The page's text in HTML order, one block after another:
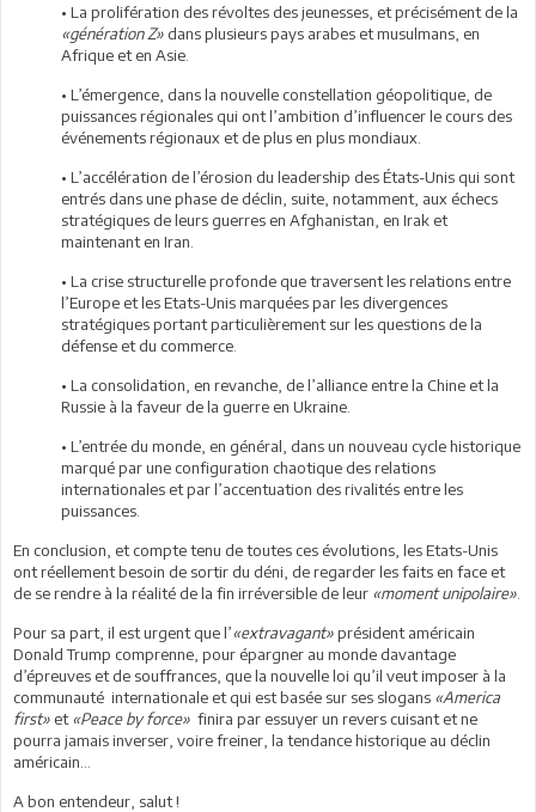
• La prolifération des révoltes des jeunesses, et précisément de la
«génération Z» dans plusieurs pays arabes et musulmans, en
Afrique et en Asie.
• L’émergence, dans la nouvelle constellation géopolitique, de
puissances régionales qui ont l’ambition d’influencer le cours des
événements régionaux et de plus en plus mondiaux.
• L’accélération de l’érosion du leadership des États-Unis qui sont
entrés dans une phase de déclin, suite, notamment, aux échecs
stratégiques de leurs guerres en Afghanistan, en Irak et
maintenant en Iran.
• La crise structurelle profonde que traversent les relations entre
l’Europe et les Etats-Unis marquées par les divergences
stratégiques portant particulièrement sur les questions de la
défense et du commerce.
• La consolidation, en revanche, de l’alliance entre la Chine et la
Russie à la faveur de la guerre en Ukraine.
• L’entrée du monde, en général, dans un nouveau cycle historique
marqué par une configuration chaotique des relations
internationales et par l’accentuation des rivalités entre les
puissances.
En conclusion, et compte tenu de toutes ces évolutions, les Etats-Unis
ont réellement besoin de sortir du déni, de regarder les faits en face et
de se rendre à la réalité de la fin irréversible de leur «moment unipolaire»
Pour sa part, il est urgent que l’«extravagant»président américain
Donald Trump comprenne, pour épargner au monde davantage
d’épreuves et de souffrances, que la nouvelle loi qu’il veut imposer à la
communauté internationale et qui est basée sur ses slogans «America
first» et«Peace by force» finira par essuyer un revers cuisant et ne
pourra jamais inverser, voire freiner, la tendance historique au déclin
américain…
A bon entendeur, salut !